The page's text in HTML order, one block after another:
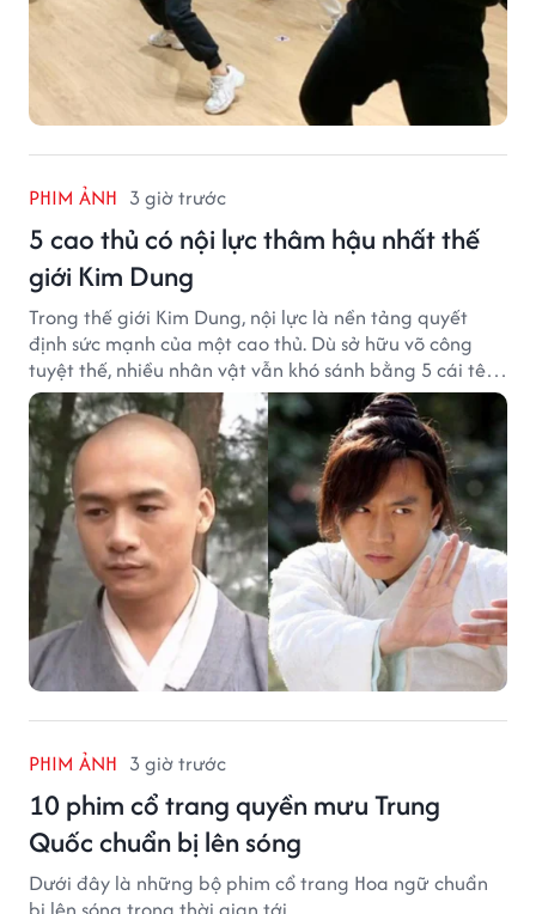
PHIM ẢNH 3 giờ trước
5 cao thủ có nội lực thâm hậu nhất thế
giới Kim Dung
Trong thế giới Kim Dung, nội lực là nền tảng quyết
định sức mạnh của một cao thủ. Dù sở hữu võ công
tuyệt thế, nhiều nhân vật vẫn khó sánh bằng 5 cái tên
dưới đây về độ thâm hậu của chân khí.
PHIM ẢNH 3 giờ trước
10 phim cổ trang quyền mưu Trung
Quốc chuẩn bị lên sóng
Dưới đây là những bộ phim cổ trang Hoa ngữ chuẩn